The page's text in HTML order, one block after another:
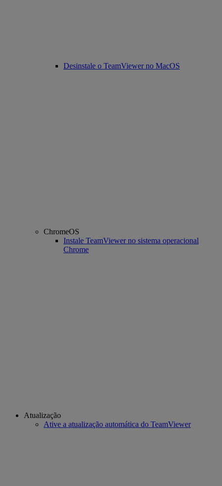
Desinstale o TeamViewer no MacOS
ChromeOS
Instale TeamViewer no sistema operacional
Chrome
Atualização
Ative a atualização automática do TeamViewer